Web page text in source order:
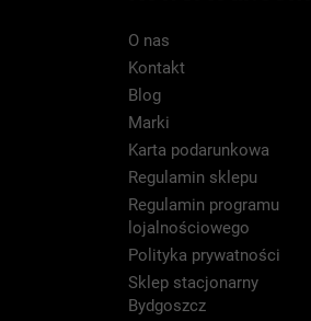
O nas
Kontakt
Blog
Marki
Karta podarunkowa
Regulamin sklepu
Regulamin programu
lojalnościowego
Polityka prywatności
Sklep stacjonarny
Bydgoszcz